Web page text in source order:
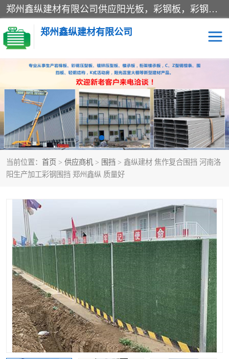
郑州鑫纵建材有限公司供应阳光板，彩钢板，彩钢钢构工程是一家集生产销售租赁安装于一体的企业，主要生产PC采光板，耐力板，仿古琉璃采光板，岩棉板、彩钢压型板、镀锌压型板、桁架楼承板，C、Z型钢檩条、围挡板、轻钢结构，阳光温室大棚等新型建材产品。公司旗下有多台移动式高空压瓦机租赁，承接全国各地业务，专业对外租赁各种型号压瓦机。
郑州鑫纵建材有限公司
当前位置： 首页 > 供应商机 > 围挡 > 鑫纵建材 焦作复合围挡 河南洛
阳生产加工彩钢围挡 郑州鑫纵 质量好
高空瓦机租赁 ASA合成树脂仿古瓦
CZ型钢 FRP采光板
PC多层板 PC耐力板
建筑围挡 楼层板
岩棉板 钢结构配件
围挡 彩钢板
生产加工单板复合围挡 市
政围挡